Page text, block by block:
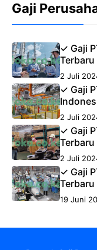
Gaji
✓ Gaji
2 Juli
✓ Gaji
2 Juli
✓ Gaji
2 Juli
✓ Gaji
19 Juni